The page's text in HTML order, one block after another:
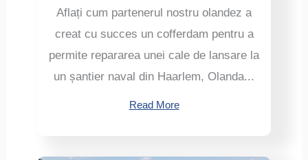
Aflați cum partenerul nostru olandez a
creat cu succes un cofferdam pentru a
permite repararea unei cale de lansare la
un șantier naval din Haarlem, Olanda...
Read More